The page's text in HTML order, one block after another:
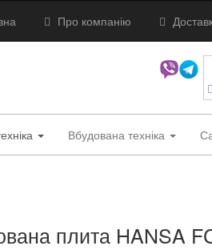
Про компанію
Вбудована техніка
плита HANSA